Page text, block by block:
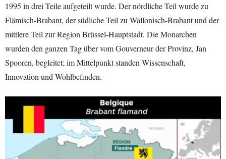
1995 in drei Teile aufgeteilt wurde. Der nördliche Teil wurde zu
Flämisch-Brabant, der südliche Teil zu Wallonisch-Brabant und der
mittlere Teil zur Region Brüssel-Hauptstadt. Die Monarchen
wurden den ganzen Tag über vom Gouverneur der Provinz, Jan
Spooren, begleitet; im Mittelpunkt standen Wissenschaft,
Innovation und Wohlbefinden.